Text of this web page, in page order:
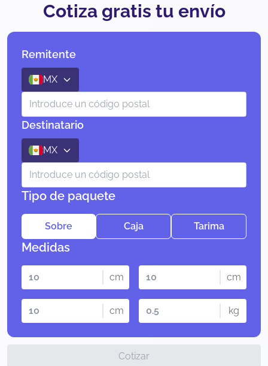
Cotiza gratis tu envío
Remitente
MX
Destinatario
MX
Tipo de paquete
Sobre Caja Tarima
Medidas
cm cm
cm kg
Cotizar